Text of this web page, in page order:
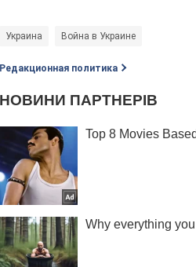
Украина Война в Украине
Редакционная политика